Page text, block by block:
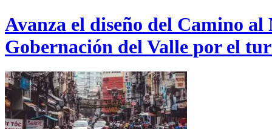
Avanza el diseño del Camino
Gobernación del Valle por el